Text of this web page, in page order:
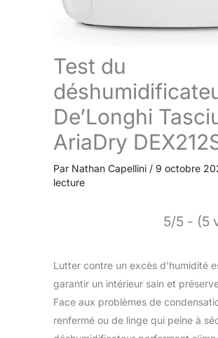
Test du
De’Longhi
AriaDry
Par Nathan Capellini / 9 octobre
lecture
5/5 - (5
Lutter contre un excès d’humidité
garantir un intérieur sain et
Face aux problèmes de
renfermé ou de linge qui peine à